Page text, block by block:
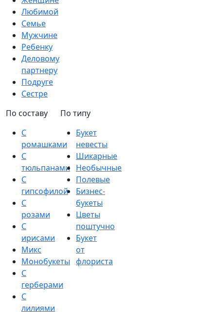
Любимой
Семье
Мужчине
Ребенку
Деловому
партнеру
Подруге
Сестре
По составу
С
ромашками
С
тюльпанами
С
гипсофилой
С
розами
С
ирисами
Микс
Монобукеты
С
герберами
С
лилиями
По типу
Букет
невесты
Шикарные
Необычные
Полевые
Бизнес-
букеты
Цветы
поштучно
Букет
от
флориста